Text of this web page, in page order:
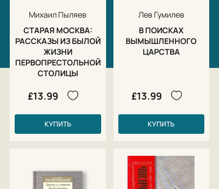
Михаил Пыляев
СТАРАЯ МОСКВА:
РАССКАЗЫ ИЗ БЫЛОЙ
ЖИЗНИ
ПЕРВОПРЕСТОЛЬНОЙ
СТОЛИЦЫ
£13.99
КУПИТЬ
Лев Гумилев
В ПОИСКАХ
ВЫМЫШЛЕННОГО
ЦАРСТВА
£13.99
КУПИТЬ